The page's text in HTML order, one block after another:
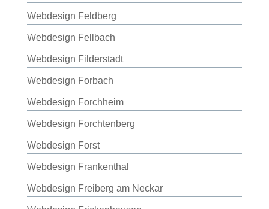
Webdesign Feldberg
Webdesign Fellbach
Webdesign Filderstadt
Webdesign Forbach
Webdesign Forchheim
Webdesign Forchtenberg
Webdesign Forst
Webdesign Frankenthal
Webdesign Freiberg am Neckar